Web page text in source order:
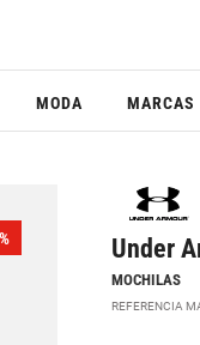
MODA MARCAS
Under
MOCHILAS
REFERENCIA
%